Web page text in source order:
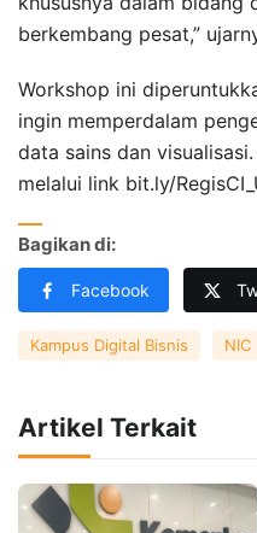
berkembang pesat,”
Workshop ini
ingin memperdalam
data sains dan
melalui link bit.ly/
Bagikan di:
Facebook
Kampus Digital Bisnis NIC
Artikel Terkait